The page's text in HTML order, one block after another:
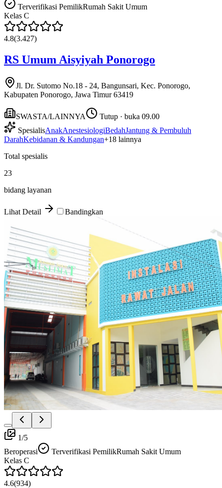
Terverifikasi PemilikRumah Sakit Umum
Kelas C
4.8(3.427)
RS Umum Aisyiyah Ponorogo
Jl. Dr. Sutomo No.18 - 24, Bangunsari, Kec. Ponorogo,
Kabupaten Ponorogo, Jawa Timur 63419
SWASTA/LAINNYA
Tutup · buka 09.00
SpesialisAnakAnestesiologiBedahJantung & Pembuluh
DarahKebidanan & Kandungan+18 lainnya
Total spesialis
23
bidang layanan
Lihat Detail Bandingkan
1/5
Beroperasi
Terverifikasi PemilikRumah Sakit Umum
Kelas C
4.6(934)